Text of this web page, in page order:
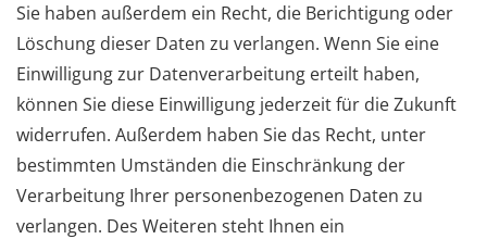
Sie haben außerdem ein Recht, die Berichtigung oder
Löschung dieser Daten zu verlangen. Wenn Sie eine
Einwilligung zur Datenverarbeitung erteilt haben,
können Sie diese Einwilligung jederzeit für die Zukunft
widerrufen. Außerdem haben Sie das Recht, unter
bestimmten Umständen die Einschränkung der
Verarbeitung Ihrer personenbezogenen Daten zu
verlangen. Des Weiteren steht Ihnen ein